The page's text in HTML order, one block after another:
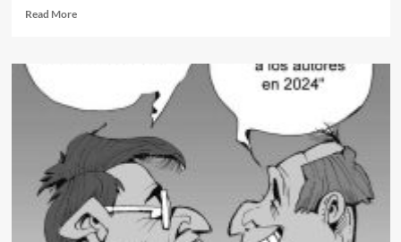
Read MoreRead
Miradita
al
cartón
de
#Monero
a
través